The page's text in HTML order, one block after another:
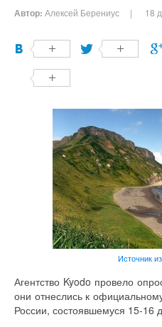
Автор: Алексей Берениус | 18
Источник
Агентство Kyodo провело
они отнеслись к
России, состоявшемуся 15-16